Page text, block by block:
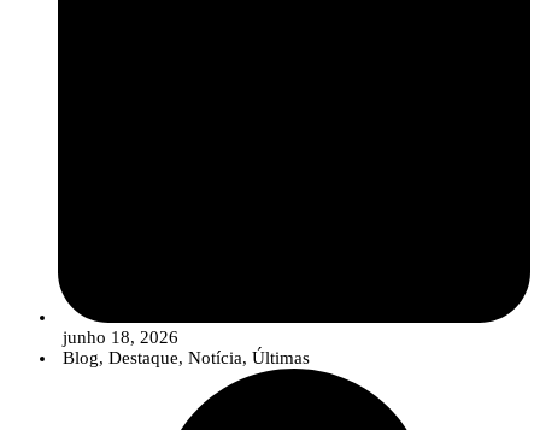
junho 18, 2026
Blog, Destaque, Notícia, Últimas